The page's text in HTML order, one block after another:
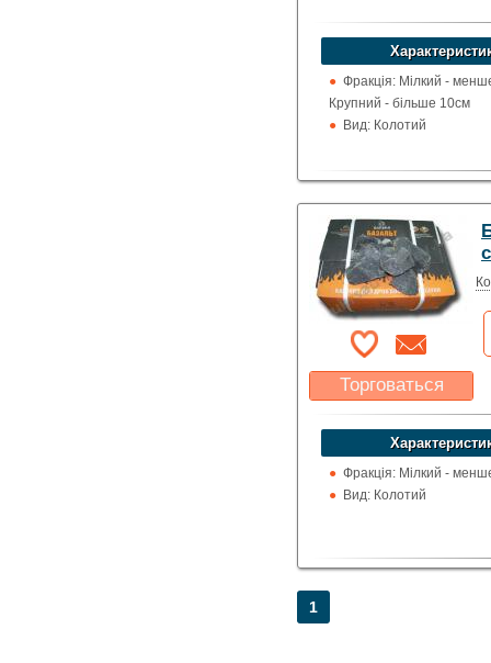
Фракція: Мілкий -
Крупний - більше 10см
Вид: Колотий
Торговаться
Какая цена Вас
устроит?
Указать цену
Фракція: Мілкий -
Вид: Колотий
1